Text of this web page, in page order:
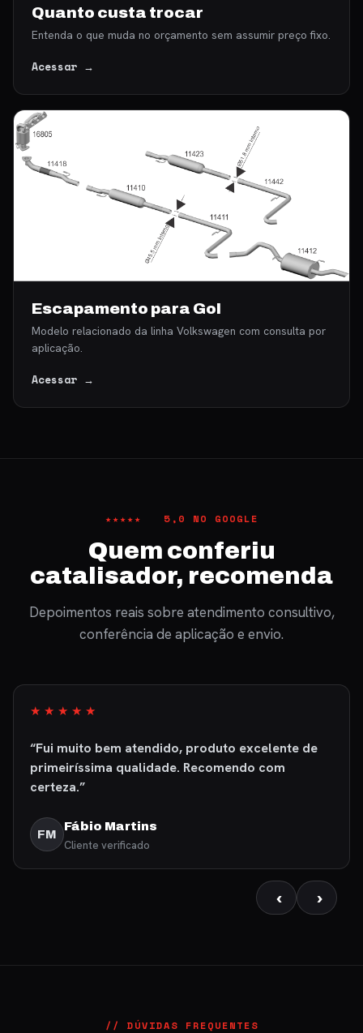
Quanto custa trocar
Entenda o que muda no orçamento sem assumir preço fixo.
Acessar →
Escapamento para Gol
Modelo relacionado da linha Volkswagen com consulta por
aplicação.
Acessar →
★★★★★ 5,0 NO GOOGLE
Quem conferiu
catalisador, recomenda
Depoimentos reais sobre atendimento consultivo,
conferência de aplicação e envio.
★★★★★
“Fui muito bem atendido, produto excelente de
primeiríssima qualidade. Recomendo com
certeza.”
FM
Fábio Martins
Cliente verificado
‹ ›
// DÚVIDAS FREQUENTES